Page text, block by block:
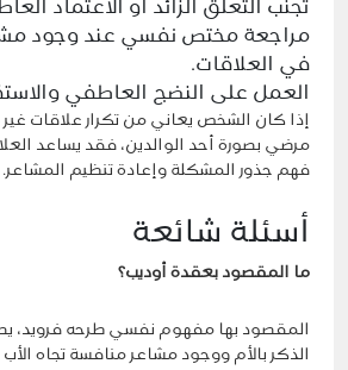
تجنب التعلق الزائد أو الاعتماد
مراجعة مختص نفسي عند وجود
في العلاقات.
العمل على النضج العاطفي
إذا كان الشخص يعاني من تكرار علاقات غير
مرضي بصورة أحد الوالدين، فقد يساعد
فهم جذور المشكلة وإعادة تنظيم المشاعر.
أسئلة شائعة
ما المقصود بعقدة أوديب؟
المقصود بها مفهوم نفسي طرحه فرويد،
الذكر بالأم ووجود مشاعر منافسة تجاه